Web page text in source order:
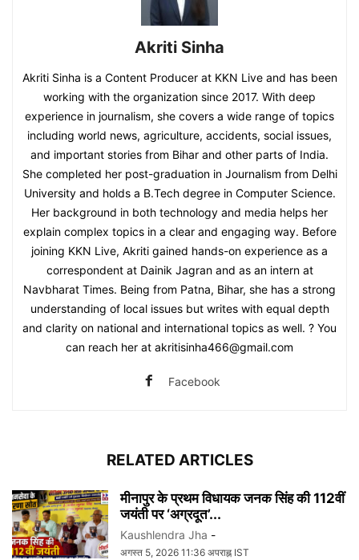
Akriti Sinha
Akriti Sinha is a Content Producer at KKN Live and has been
working with the organization since 2017. With deep
experience in journalism, she covers a wide range of topics
including world news, agriculture, accidents, social issues,
and important stories from Bihar and other parts of India.
She completed her post-graduation in Journalism from Delhi
University and holds a B.Tech degree in Computer Science.
Her background in both technology and media helps her
explain complex topics in a clear and engaging way. Before
joining KKN Live, Akriti gained hands-on experience as a
correspondent at Dainik Jagran and as an intern at
Navbharat Times. Being from Patna, Bihar, she has a strong
understanding of local issues but writes with equal depth
and clarity on national and international topics as well. ? You
can reach her at akritisinha466@gmail.com
Facebook
RELATED ARTICLES
मीनापुर के प्रथम विधायक जनक सिंह की 112वीं
जयंती पर ‘अग्रदूत’...
Kaushlendra Jha -
अगस्त 5, 2026 11:36 अपराह्न IST